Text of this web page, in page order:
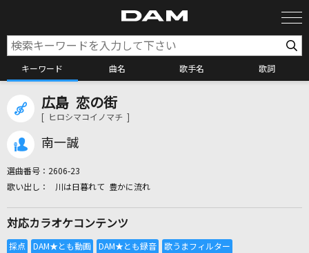
キーワード 曲名 歌手名 歌詞
全国りれき
広島 恋の街
[ ヒロシマコイノマチ ]
南一誠
選曲番号： 2606-23
川は日暮れて 豊かに流れ
対応カラオケコンテンツ